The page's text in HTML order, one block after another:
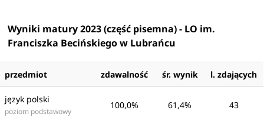
Wyniki matury 2023 (część pisemna) - LO im.
Franciszka Becińskiego w Lubrańcu
przedmiot zdawalność śr. wynik l. zdających
język polski
poziom podstawowy
100,0% 61,4% 43